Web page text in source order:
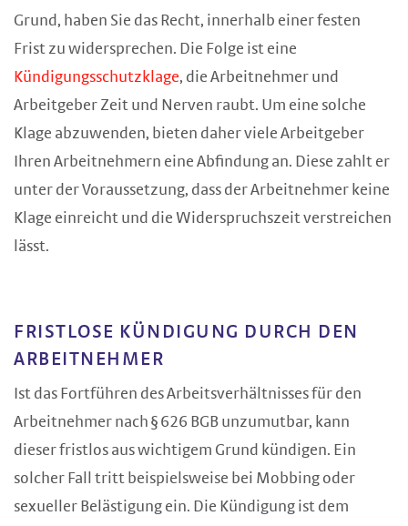
Grund, haben Sie das Recht, innerhalb einer festen
Frist zu widersprechen. Die Folge ist eine
Kündigungsschutzklage, die Arbeitnehmer und
Arbeitgeber Zeit und Nerven raubt. Um eine solche
Klage abzuwenden, bieten daher viele Arbeitgeber
Ihren Arbeitnehmern eine Abfindung an. Diese zahlt er
unter der Voraussetzung, dass der Arbeitnehmer keine
Klage einreicht und die Widerspruchszeit verstreichen
lässt.
FRISTLOSE KÜNDIGUNG DURCH DEN
ARBEITNEHMER
Ist das Fortführen des Arbeitsverhältnisses für den
Arbeitnehmer nach § 626 BGB unzumutbar, kann
dieser fristlos aus wichtigem Grund kündigen. Ein
solcher Fall tritt beispielsweise bei Mobbing oder
sexueller Belästigung ein. Die Kündigung ist dem